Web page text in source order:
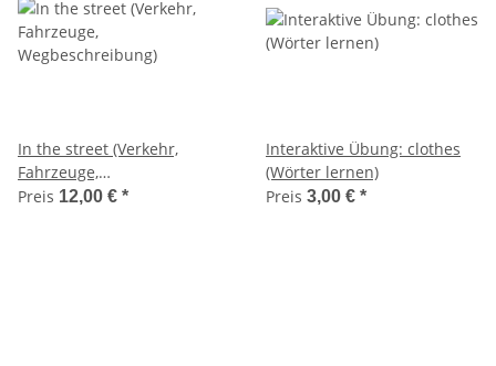
In the street (Verkehr,
Fahrzeuge,
Wegbeschreibung)
Preis 12,00 € *
Interaktive Übung: clothes
(Wörter lernen)
Preis 3,00 € *